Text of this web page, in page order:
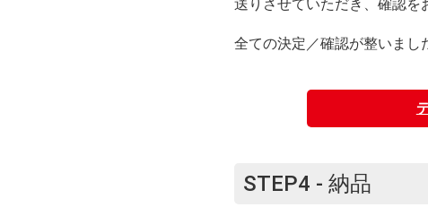
送りさせていただき、確認を
全ての決定／確認が整いまし
STEP4 - 納品